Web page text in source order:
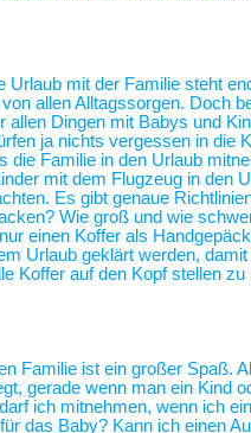
Urlaub mit der Familie steht
allen Alltagssorgen. Doch
allen Dingen mit Babys und
ja nichts vergessen in die
die Familie in den Urlaub
mit dem Flugzeug in den
Es gibt genaue
Wie groß und wie
einen Koffer als
Urlaub geklärt werden,
Koffer auf den Kopf stellen
Familie ist ein großer Spaß.
gerade wenn man ein Kind
ich mitnehmen, wenn ich
das Baby? Kann ich einen